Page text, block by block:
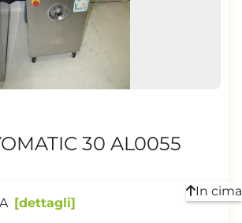
30 AL0055
dettagli
In cima